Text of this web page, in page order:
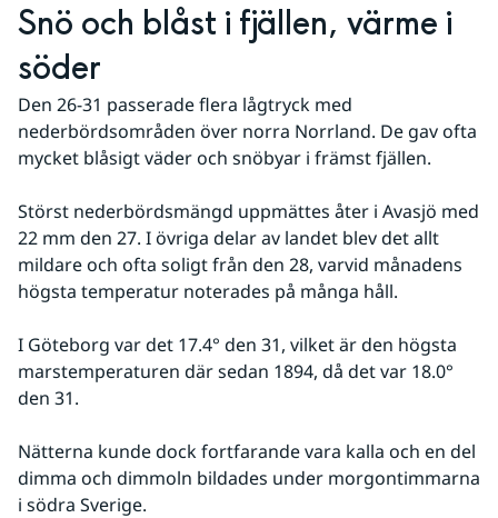
Snö och blåst i fjällen, värme i
söder
Den 26-31 passerade flera lågtryck med
nederbördsområden över norra Norrland. De gav ofta
mycket blåsigt väder och snöbyar i främst fjällen.
Störst nederbördsmängd uppmättes åter i Avasjö med
22 mm den 27. I övriga delar av landet blev det allt
mildare och ofta soligt från den 28, varvid månadens
högsta temperatur noterades på många håll.
I Göteborg var det 17.4° den 31, vilket är den högsta
marstemperaturen där sedan 1894, då det var 18.0°
den 31.
Nätterna kunde dock fortfarande vara kalla och en del
dimma och dimmoln bildades under morgontimmarna
i södra Sverige.